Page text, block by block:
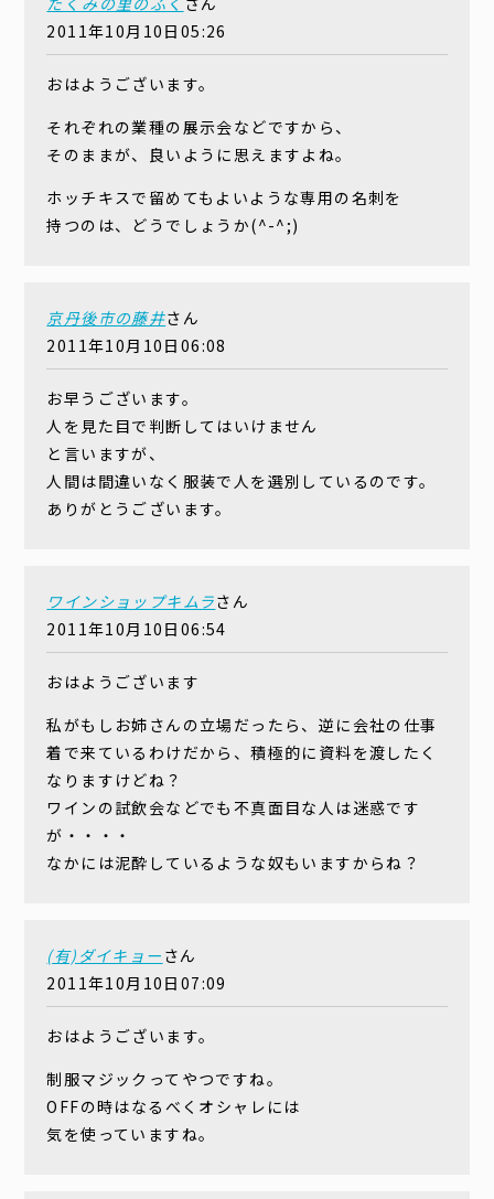
2011年10月10日05:26
おはようございます。
それぞれの業種の展示会などですから、
そのままが、良いように思えますよね。
ホッチキスで留めてもよいような専用の名刺を
持つのは、どうでしょうか(^-^;)
京丹後市の藤井さん
2011年10月10日06:08
お早うございます。
人を見た目で判断してはいけません
と言いますが、
人間は間違いなく服装で人を選別しているのです。
ありがとうございます。
ワインショップキムラさん
2011年10月10日06:54
おはようございます
私がもしお姉さんの立場だったら、逆に会社の仕事
着で来ているわけだから、積極的に資料を渡したく
なりますけどね？
ワインの試飲会などでも不真面目な人は迷惑です
が・・・・
なかには泥酔しているような奴もいますからね？
(有)ダイキョー さん
2011年10月10日07:09
おはようございます。
制服マジックってやつですね。
OFFの時はなるべくオシャレには
気を使っていますね。